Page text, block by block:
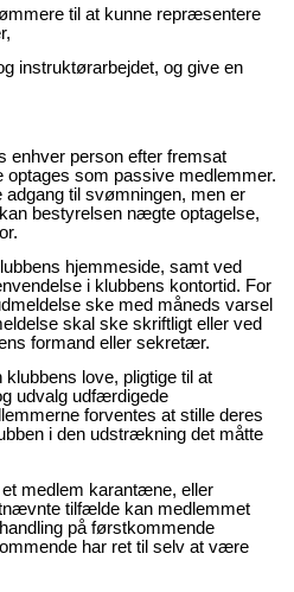
til at kunne repræsentere
instruktørarbejdet, og give en
enhver person efter fremsat
optages som passive medlemmer.
til svømningen, men er
bestyrelsen nægte optagelse,
hjemmeside, samt ved
i klubbens kontortid. For
ske med måneds varsel
skal ske skriftligt eller ved
formand eller sekretær.
love, pligtige til at
udvalg udfærdigede
forventes at stille deres
i den udstrækning det måtte
medlem karantæne, eller
tilfælde kan medlemmet
på førstkommende
har ret til selv at være